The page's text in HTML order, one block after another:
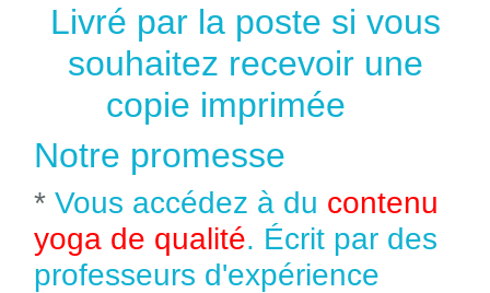
Livré par la poste si vous
souhaitez recevoir une
copie imprimée
Notre promesse
* Vous accédez à du contenu
yoga de qualité. Écrit par des
professeurs d'expérience